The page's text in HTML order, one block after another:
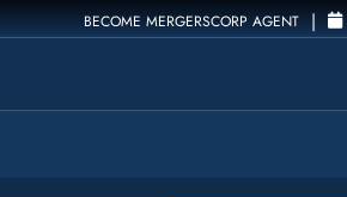
BECOME MERGERSCORP AGENT |